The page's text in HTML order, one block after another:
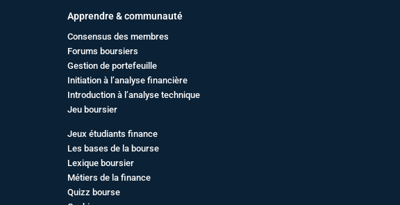
Apprendre & communauté
Consensus des membres
Forums boursiers
Gestion de portefeuille
Initiation à l’analyse financière
Introduction à l’analyse technique
Jeu boursier
Jeux étudiants finance
Les bases de la bourse
Lexique boursier
Métiers de la finance
Quizz bourse